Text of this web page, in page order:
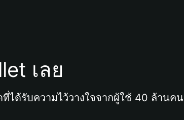
เลย
ด้รับความไว้วางใจจากผู้ใช้ 40 ล้านคน